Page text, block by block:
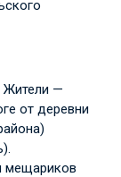
Жители —
от деревни
мещариков